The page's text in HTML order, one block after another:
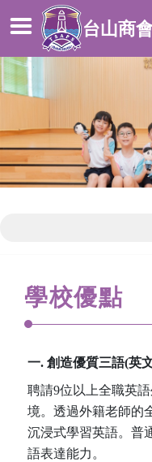
台山商
學校優點
一. 創造優質三語(英
聘請9位以上全職英
境。透過外籍老師的
沉浸式學習英語。普
語表達能力。